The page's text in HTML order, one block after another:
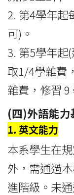
2. 第4學年起
可)。
3. 第5學年起
取1/4學雜費
雜費，修習 9
(四)外語能力
1. 英文能力
本系學生在
外，需通過
進階級。未